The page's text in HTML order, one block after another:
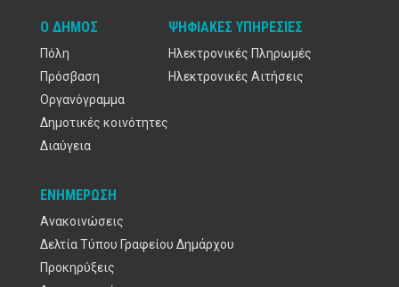
Ο ΔΉΜΟΣ
Πόλη
Πρόσβαση
Οργανόγραμμα
Δημοτικές κοινότητες
Διαύγεια
ΨΗΦΙΑΚΈΣ ΥΠΗΡΕΣΊΕΣ
Ηλεκτρονικές Πληρωμές
Ηλεκτρονικές Αιτήσεις
ΕΝΗΜΈΡΩΣΗ
Ανακοινώσεις
Δελτία Τύπου Γραφείου Δημάρχου
Προκηρύξεις